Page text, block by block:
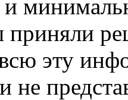
и
эту
не